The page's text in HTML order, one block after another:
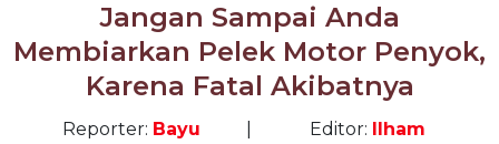
Jangan Sampai Anda
Membiarkan Pelek Motor Penyok,
Karena Fatal Akibatnya
Reporter: Bayu
Editor: Ilham